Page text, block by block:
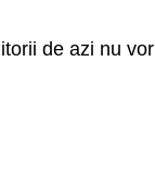
de azi nu